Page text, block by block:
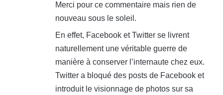
:
Merci pour ce commentaire mais rien de
nouveau sous le soleil.
En effet, Facebook et Twitter se livrent
naturellement une véritable guerre de
manière à conserver l’internaute chez eux.
Twitter a bloqué des posts de Facebook et
introduit le visionnage de photos sur sa